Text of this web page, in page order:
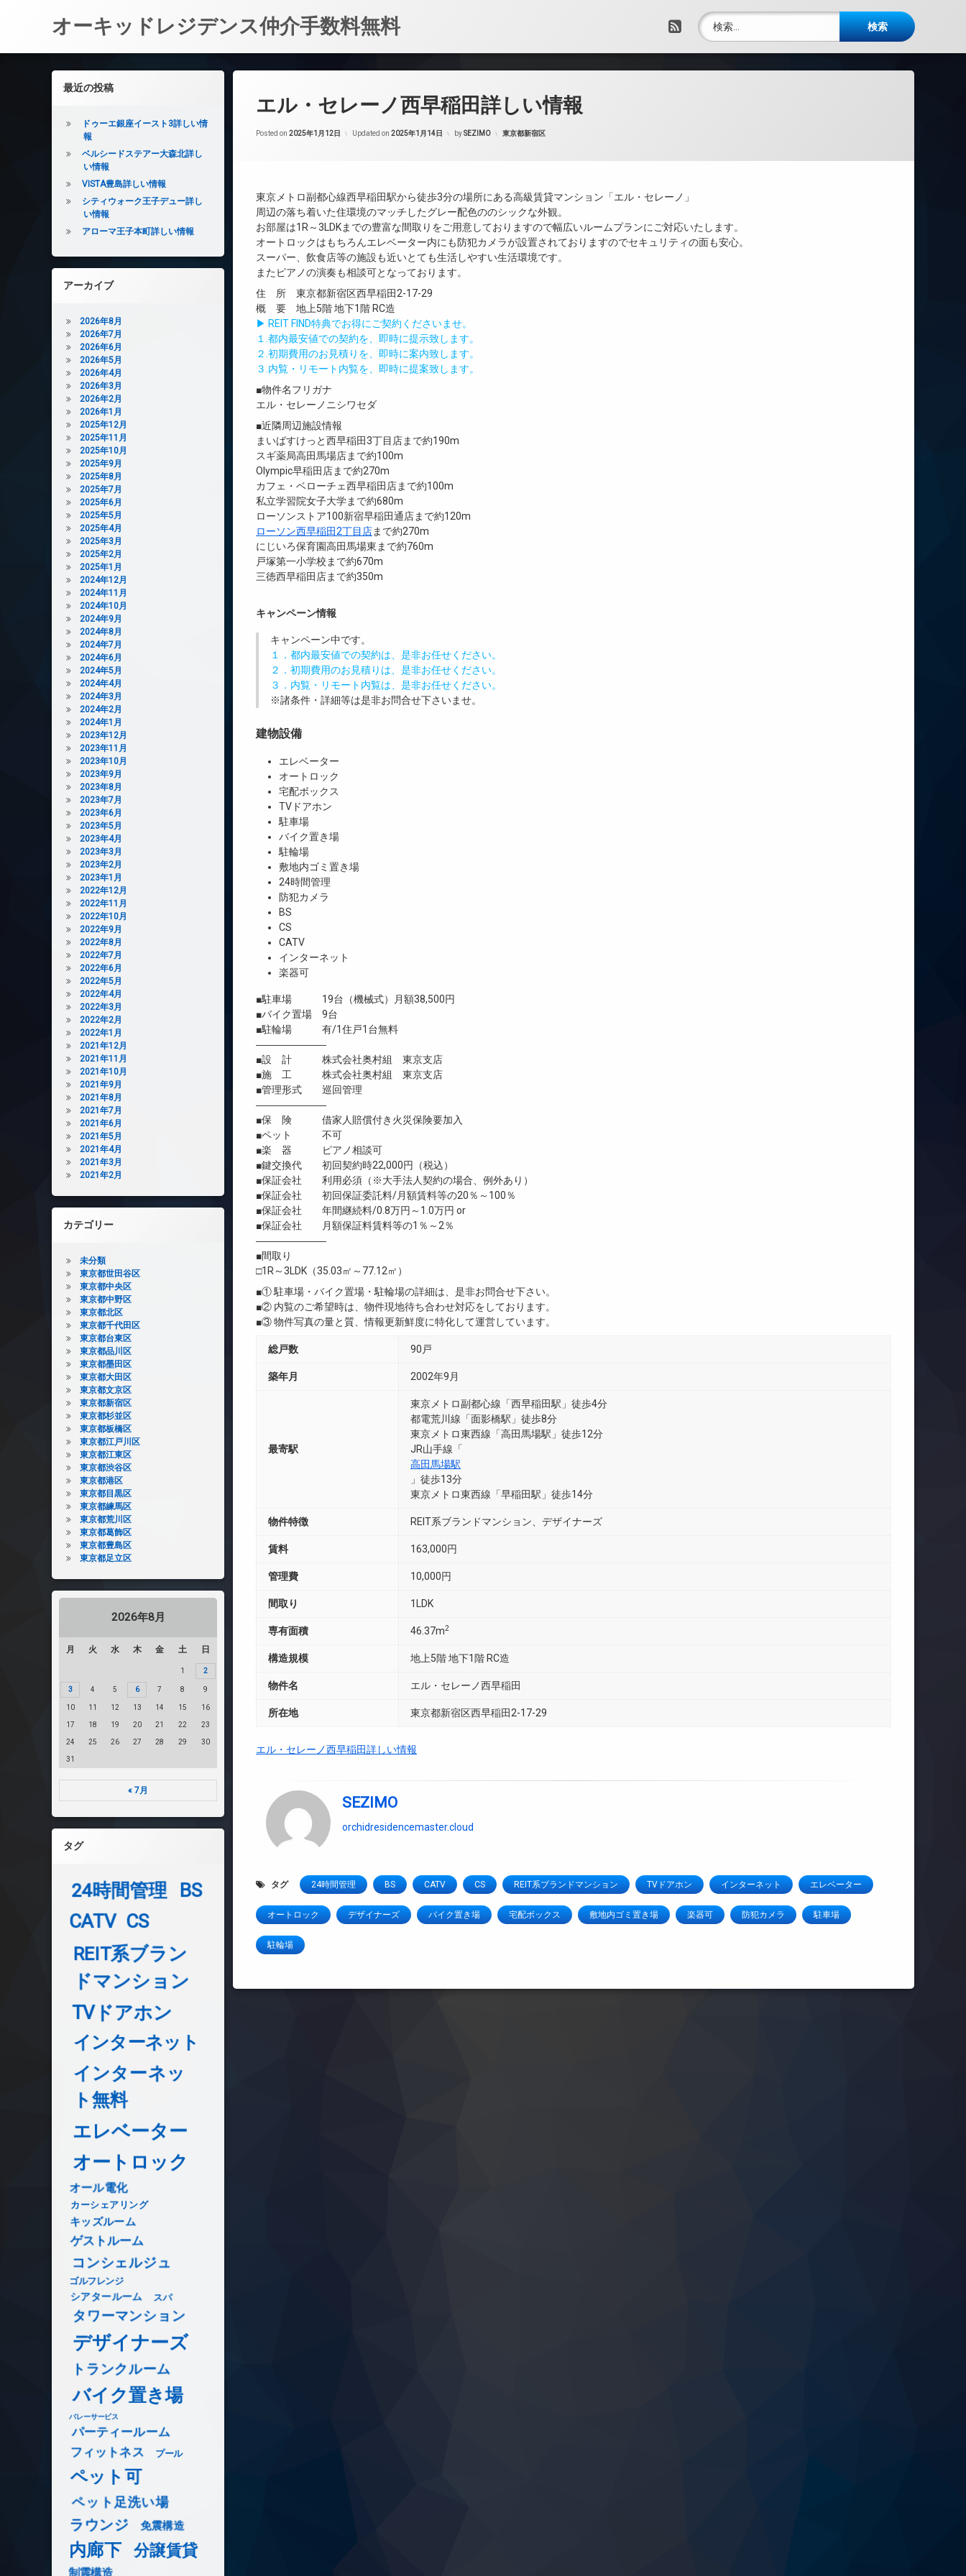
オーキッドレジデンス仲介手数料無料 RSS
検索:
エル・セレーノ西早稲田詳しい情報
Posted on 2025年1月12日 Updated on 2025年1月14日 bySEZIMO カテゴリー:
東京都新宿区
東京メトロ副都心線西早稲田駅から徒歩3分の場所にある高級賃貸マンション「エル・セレーノ」
周辺の落ち着いた住環境のマッチしたグレー配色ののシックな外観。
お部屋は1R～3LDKまでの豊富な間取りをご用意しておりますので幅広いルームプランにご対応いたします。
オートロックはもちろんエレベーター内にも防犯カメラが設置されておりますのでセキュリティの面も安心。
スーパー、飲食店等の施設も近いとても生活しやすい生活環境です。
またピアノの演奏も相談可となっております。
住 所 東京都新宿区西早稲田2-17-29
概 要 地上5階 地下1階 RC造
▶ REIT FIND特典でお得にご契約くださいませ。
１.都内最安値での契約を、即時に提示致します。
２.初期費用のお見積りを、即時に案内致します。
３.内覧・リモート内覧を、即時に提案致します。
■物件名フリガナ
エル・セレーノニシワセダ
■近隣周辺施設情報
まいばすけっと西早稲田3丁目店まで約190m
スギ薬局高田馬場店まで約100m
Olympic早稲田店まで約270m
カフェ・ベローチェ西早稲田店まで約100m
私立学習院女子大学まで約680m
ローソンストア100新宿早稲田通店まで約120m
ローソン西早稲田2丁目店まで約270m
にじいろ保育園高田馬場東まで約760m
戸塚第一小学校まで約670m
三徳西早稲田店まで約350m
キャンペーン情報
キャンペーン中です。
１．都内最安値での契約は、是非お任せください。
２．初期費用のお見積りは、是非お任せください。
３．内覧・リモート内覧は、是非お任せください。
※諸条件・詳細等は是非お問合せ下さいませ。
建物設備
エレベーター
オートロック
宅配ボックス
TVドアホン
駐車場
バイク置き場
駐輪場
敷地内ゴミ置き場
24時間管理
防犯カメラ
BS
CS
CATV
インターネット
楽器可
■駐車場 19台（機械式）月額38,500円
■バイク置場 9台
■駐輪場 有/1住戸1台無料
―――――――
■設 計 株式会社奥村組 東京支店
■施 工 株式会社奥村組 東京支店
■管理形式 巡回管理
―――――――
■保 険 借家人賠償付き火災保険要加入
■ペット 不可
■楽 器 ピアノ相談可
■鍵交換代 初回契約時22,000円（税込）
■保証会社 利用必須（※大手法人契約の場合、例外あり）
■保証会社 初回保証委託料/月額賃料等の20％～100％
■保証会社 年間継続料/0.8万円～1.0万円 or
■保証会社 月額保証料賃料等の1％～2％
―――――――
■間取り
□1R～3LDK（35.03㎡～77.12㎡）
■① 駐車場・バイク置場・駐輪場の詳細は、是非お問合せ下さい。
■② 内覧のご希望時は、物件現地待ち合わせ対応をしております。
■③ 物件写真の量と質、情報更新鮮度に特化して運営しています。
総戸数 90戸
築年月 2002年9月
最寄駅
東京メトロ副都心線「西早稲田駅」徒歩4分
都電荒川線「面影橋駅」徒歩8分
東京メトロ東西線「高田馬場駅」徒歩12分
JR山手線「
高田馬場駅
」徒歩13分
東京メトロ東西線「早稲田駅」徒歩14分
物件特徴 REIT系ブランドマンション、デザイナーズ
賃料 163,000円
管理費 10,000円
間取り 1LDK
専有面積 46.37m2
構造規模 地上5階 地下1階 RC造
物件名 エル・セレーノ西早稲田
所在地 東京都新宿区西早稲田2-17-29
エル・セレーノ西早稲田詳しい情報
SEZIMO
orchidresidencemaster.cloud
タグ 24時間管理 BS CATV CS REIT系ブランドマンション TVドアホン インターネット エレベーター
オートロック デザイナーズ バイク置き場 宅配ボックス 敷地内ゴミ置き場 楽器可 防犯カメラ 駐車場
駐輪場
左サイドバー
最近の投稿
ドゥーエ銀座イースト3詳しい情
報
ベルシードステアー大森北詳し
い情報
VISTA豊島詳しい情報
シティウォーク王子デュー詳し
い情報
アローマ王子本町詳しい情報
アーカイブ
2026年8月
2026年7月
2026年6月
2026年5月
2026年4月
2026年3月
2026年2月
2026年1月
2025年12月
2025年11月
2025年10月
2025年9月
2025年8月
2025年7月
2025年6月
2025年5月
2025年4月
2025年3月
2025年2月
2025年1月
2024年12月
2024年11月
2024年10月
2024年9月
2024年8月
2024年7月
2024年6月
2024年5月
2024年4月
2024年3月
2024年2月
2024年1月
2023年12月
2023年11月
2023年10月
2023年9月
2023年8月
2023年7月
2023年6月
2023年5月
2023年4月
2023年3月
2023年2月
2023年1月
2022年12月
2022年11月
2022年10月
2022年9月
2022年8月
2022年7月
2022年6月
2022年5月
2022年4月
2022年3月
2022年2月
2022年1月
2021年12月
2021年11月
2021年10月
2021年9月
2021年8月
2021年7月
2021年6月
2021年5月
2021年4月
2021年3月
2021年2月
カテゴリー
未分類
東京都世田谷区
東京都中央区
東京都中野区
東京都北区
東京都千代田区
東京都台東区
東京都品川区
東京都墨田区
東京都大田区
東京都文京区
東京都新宿区
東京都杉並区
東京都板橋区
東京都江戸川区
東京都江東区
東京都渋谷区
東京都港区
東京都目黒区
東京都練馬区
東京都荒川区
東京都葛飾区
東京都豊島区
東京都足立区
2026年8月
月 火 水 木 金 土 日
1 2
3 4 5 6 7 8 9
10 11 12 13 14 15 16
17 18 19 20 21 22 23
24 25 26 27 28 29 30
31
« 7月
タグ
24時間管理
BS
CATV CS
REIT系ブラン
ドマンション
TVドアホン
インターネット
インターネッ
ト無料
エレベーター
オートロック
オール電化
カーシェアリング
キッズルーム
ゲストルーム
コンシェルジュ
ゴルフレンジ
シアタールーム スパ
タワーマンション
デザイナーズ
トランクルーム
バイク置き場
バレーサービス
パーティールーム
フィットネス プール
ペット可
ペット足洗い場
ラウンジ 免震構造
内廊下 分譲賃貸
制震構造